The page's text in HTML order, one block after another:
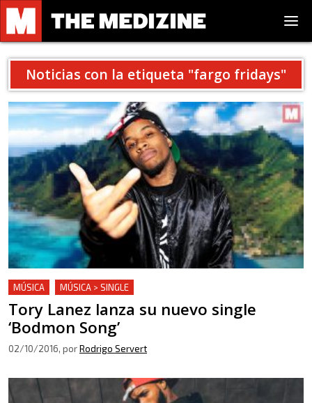
Noticias con la etiqueta "fargo fridays"
MÚSICA MÚSICA > SINGLE
Tory Lanez lanza su nuevo single
‘Bodmon Song’
02/10/2016, porRodrigo Servert